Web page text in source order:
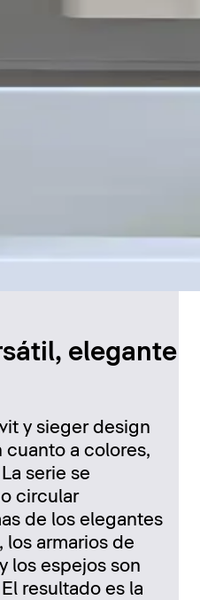
elegante
y sieger design
cuanto a colores,
serie se
circular
de los elegantes
los armarios de
los espejos son
resultado es la